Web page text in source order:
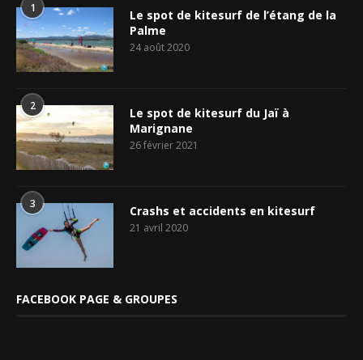
1
Le spot de kitesurf de l’étang de la
Palme
24 août 2020
2
Le spot de kitesurf du Jaï à
Marignane
26 février 2021
3 Crashs et accidents en kitesurf
21 avril 2020
FACEBOOK PAGE & GROUPES